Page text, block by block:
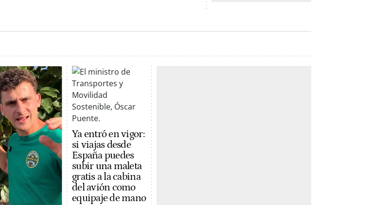
Ya entró en vigor:
si viajas desde
España puedes
subir una maleta
gratis a la cabina
del avión como
equipaje de mano